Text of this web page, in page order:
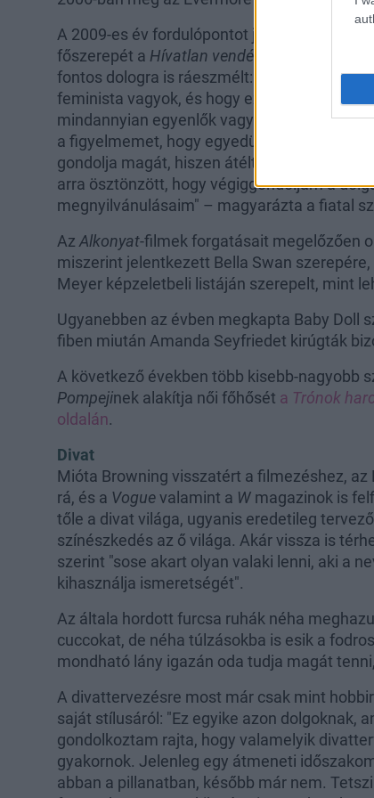
A 2009-es év fordulópontot jelentett
főszerepét a Hívatlan vendég
fontos dologra is ráeszmélt: "Miután a film
feminista vagyok, és hogy ez az ügy
mindannyian egyenlők vagyunk, de ez
a figyelmemet, hogy egyedül nevelte fel őt
gondolja magát, hiszen átélt olyan dolgokat,
arra ösztönzött, hogy végiggondoljam a
megnyilvánulásaim" – magyarázta a fiatal
Az Alkonyat-filmek forgatásait megelőzően
miszerint jelentkezett Bella Swan
Meyer képzeletbeli listáján szerepelt, mint
Ugyanebben az évben megkapta Baby Doll
fiben miután Amanda Seyfriedet kirúgták
A következő években több kisebb-nagyobb
Pompejinek alakítja női főhősét a Trónok
oldalán.
Divat
Mióta Browning visszatért a filmezéshez,
rá, és a Voguevalamint a W magazinok is
tőle a divat világa, ugyanis eredetileg
színészkedés az ő világa. Akár vissza is
szerint "sose akart olyan valaki lenni, aki a
kihasználja ismeretségét".
Az általa hordott furcsa ruhák néha
cuccokat, de néha túlzásokba is esik a
mondható lány igazán oda tudja magát
A divattervezésre most már csak mint
saját stílusáról: "Ez egyike azon dolgoknak,
gondolkoztam rajta, hogy valamelyik
gyakornok. Jelenleg egy átmeneti
abban a pillanatban, később már nem.